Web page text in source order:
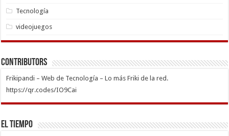
Tecnología
videojuegos
Contributors
Frikipandi – Web de Tecnología – Lo más Friki de la red.
https://qr.codes/IO9Cai
El Tiempo